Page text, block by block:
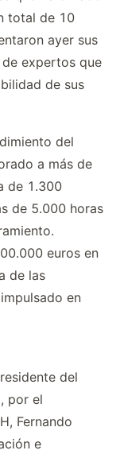
total de 10
ayer sus
expertos que
de sus
del
a más de
de 1.300
de 5.000 horas
euros en
de las
en
del
por el
Fernando
e